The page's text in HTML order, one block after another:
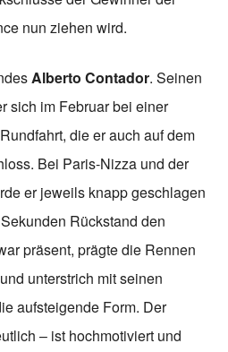
nun ziehen wird.
Alberto Contador. Seinen
sich im Februar bei einer
die er auch auf dem
Bei Paris-Nizza und der
er jeweils knapp geschlagen
Rückstand den
präsent, prägte die Rennen
unterstrich mit seinen
aufsteigende Form. Der
– ist hochmotiviert und